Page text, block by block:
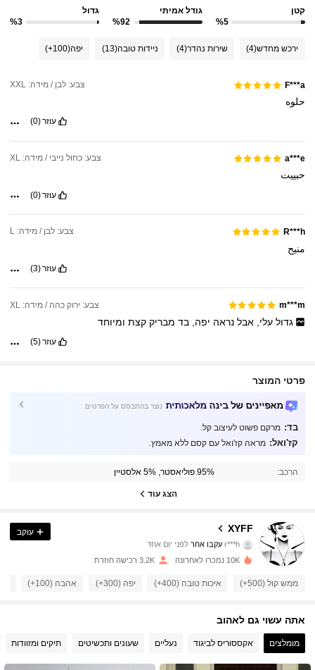
קטן
%5
גודל אמיתי
%92
גדול
%3
ירכש מחדש(4) שירות נהדר(4) ניידות טובה(13) יפה(100+)
F***a צבע: לבן / מידה: XXL
حلوه
עוזר(0)
a***e צבע: כחול נייבי / מידה: XL
حبييت
עוזר(0)
R***h צבע: לבן / מידה: L
منيح
עוזר(3)
m***m צבע: ירוק כהה / מידה: XL
גדול עלי, אבל נראה יפה, בד מבריק קצת ומיוחד
עוזר(5)
פרטי המוצר
מאפיינים של בינה מלאכותית נוצר בהתבסס על הפרטים
בד: מרקם פשוט לעיצוב קל.
קז'ואל: מראה קז'ואל עם קסם ללא מאמץ.
הרכב: 95% פוליאסטר, 5% אלסטיין
הצג עוד
XYFF
r***h
לפני יום אחד
4.84
2.5K עוקבים
2.5K עוקבים
4.84
4.84 2.5K עוקבים
עוקב
10K נמכרו לאחרונה 3.2K רכישה חוזרת
ממש קול (500+) איכות טובה (400+) יפה (300+) אהבה (100+)
אתה עשוי גם לאהוב
מומלצים אקססוריס לביגוד נעליים שעונים ותכשיטים תיקים ומזוודות